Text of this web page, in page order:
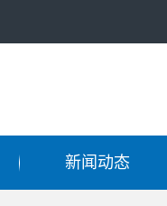
新闻动态